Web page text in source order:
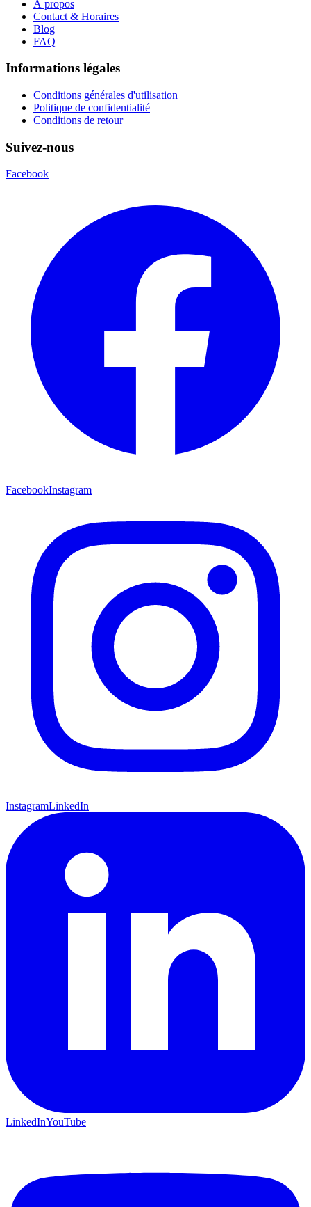
À propos
Contact & Horaires
Blog
FAQ
Informations légales
Conditions générales d'utilisation
Politique de confidentialité
Conditions de retour
Suivez-nous
Facebook
FacebookInstagram
InstagramLinkedIn
LinkedInYouTube